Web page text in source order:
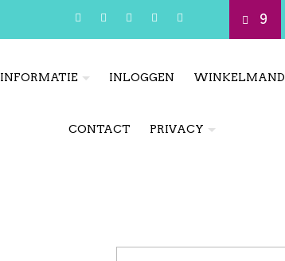
9
INFORMATIE INLOGGEN WINKELMAND
CONTACT PRIVACY